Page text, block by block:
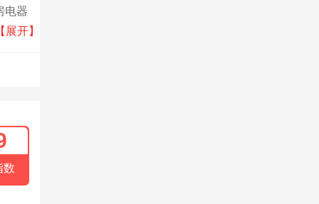
电器
全
【展开】
数